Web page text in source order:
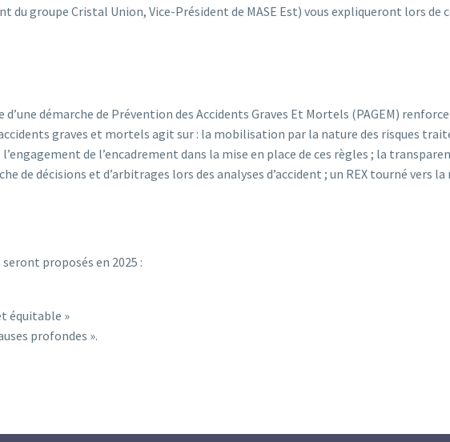
groupe Cristal Union, Vice-Président de MASE Est) vous expliqueront lors de
démarche de Prévention des Accidents Graves Et Mortels (PAGEM)
graves et mortels agit sur : la mobilisation par la nature des risques
l’engagement de l’encadrement dans la mise en place de ces règles ; la
de décisions et d’arbitrages lors des analyses d’accident ; un REX tourné vers
seront proposés en 2025 :
équitable »
profondes ».